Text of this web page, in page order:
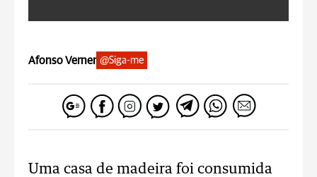
Afonso Verner @Siga-me
Uma casa de madeira foi consumida